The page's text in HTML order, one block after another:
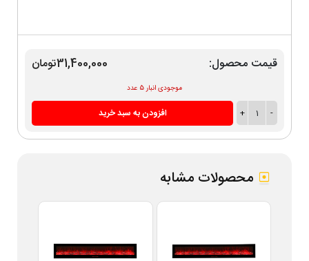
قیمت محصول: 31,400,000تومان
موجودی انبار 5 عدد
-
1
+ افزودن به سبد خرید
محصولات مشابه